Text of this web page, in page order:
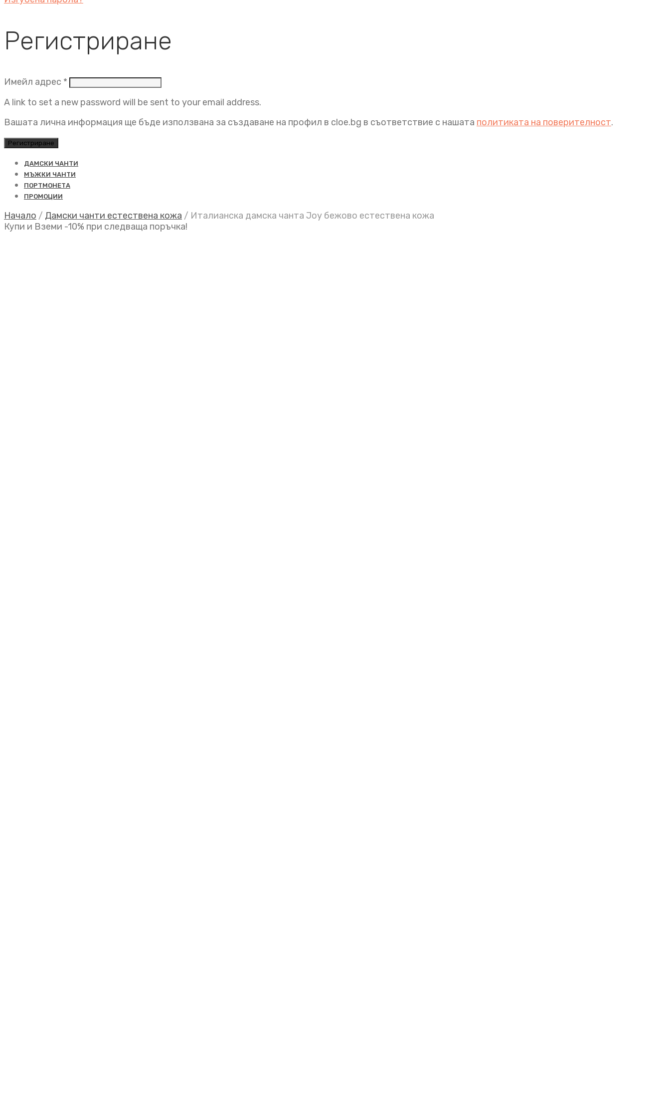
Регистриране
Имейл адрес * Задължително
A link to set a new password will be sent to your email address.
Вашата лична информация ще бъде използвана за създаване на профил в cloe.bg в съответствие с нашата политиката на поверителност.
Регистриране
ДАМСКИ ЧАНТИ
МЪЖКИ ЧАНТИ
ПОРТМОНЕТА
ПРОМОЦИИ
Начало / Дамски чанти естествена кожа / Италианска дамска чанта Joy бежово естествена кожа
Купи и Вземи -10% при следваща поръчка!